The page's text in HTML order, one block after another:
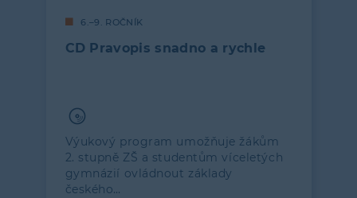
6.–9. ROČNÍK
CD Pravopis snadno a rychle
Výukový program umožňuje žákům
2. stupně ZŠ a studentům víceletých
gymnázií ovládnout základy
českého…